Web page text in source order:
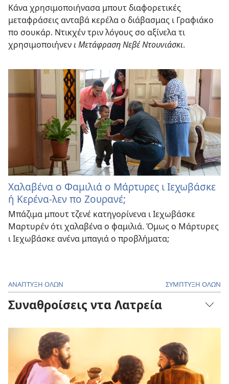
Κάνα χρησιμοποιήνασα μπουτ διαφορετικές
μεταφράσεις ανταβά κερέλα ο διάβασμας ι Γραφιάκο
πο σουκάρ. Ντικχέν τριν λόγους σο αξίνελα τι
χρησιμοποιήνενι Μετάφραση Νεβέ Ντουνιάσκι.
Χαλαβένα ο Φαμιλιά ο Μάρτυρες ι Ιεχωβάσκε
ή Κερένα-λεν πο Ζουρανέ;
Μπάζιμα μπουτ τζενέ κατηγορίνενα ι Ιεχωβάσκε
Μαρτυρέν ότι χαλαβένα ο φαμιλιά. Όμως ο Μάρτυρες
ι Ιεχωβάσκε ανένα μπαγιά ο προβλήματα;
ΑΝΑΠΤΥΞΗ ΟΛΩΝ ΣΥΜΠΤΥΞΗ ΟΛΩΝ
Συναθροίσεις ντα Λατρεία